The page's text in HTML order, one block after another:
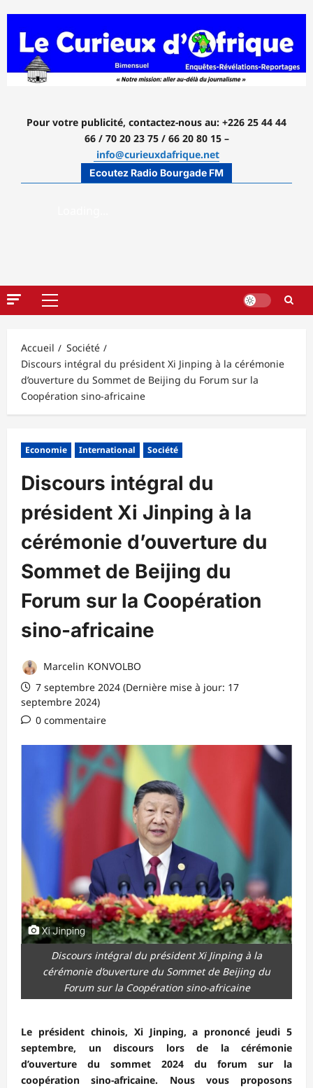
contenu
Pour votre publicité, contactez-nous au: +226 25 44 44
66 / 70 20 23 75 / 66 20 80 15 –
info@curieuxdafrique.net
Ecoutez Radio Bourgade FM
Menu
Accueil
Société
Discours intégral du président Xi Jinping à la cérémonie
d’ouverture du Sommet de Beijing du Forum sur la
Coopération sino-africaine
Economie International Société
Discours intégral du
président Xi Jinping à la
cérémonie d’ouverture du
Sommet de Beijing du
Forum sur la Coopération
sino-africaine
Marcelin KONVOLBO
7 septembre 2024 (Dernière mise à jour: 17
septembre 2024)
0 commentaire
Discours intégral du président Xi Jinping à la
cérémonie d’ouverture du Sommet de Beijing du
Forum sur la Coopération sino-africaine
Le président chinois, Xi Jinping, a prononcé jeudi 5
septembre, un discours lors de la cérémonie
d’ouverture du sommet 2024 du forum sur la
coopération sino-africaine. Nous vous proposons